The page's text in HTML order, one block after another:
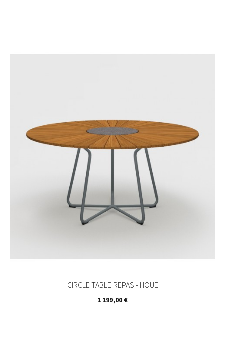
CIRCLE TABLE REPAS - HOUE
Prix
1 199,00 €